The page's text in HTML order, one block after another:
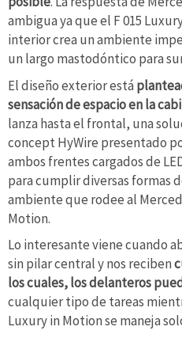
ambigua ya que el F 015
interior crea un ambiente
un largo mastodóntico para
El diseño exterior está
sensación de espacio en la
lanza hasta el frontal, una
concept HyWire presentado
ambos frentes cargados de
para cumplir diversas formas
ambiente que rodee al
Motion.
Lo interesante viene cuando
sin pilar central y nos reciben
los cuales, los delanteros
cualquier tipo de tareas
Luxury in Motion se maneja